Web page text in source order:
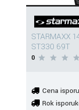
STARMAXX
ST330 69T
0
Cena
Rok